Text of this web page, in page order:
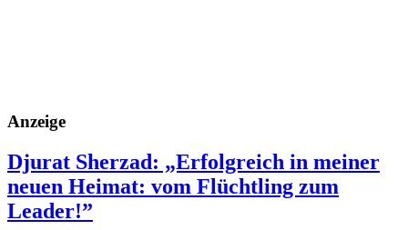
Anzeige
Djurat Sherzad: „Erfolgreich in meiner
neuen Heimat: vom Flüchtling zum
Leader!”